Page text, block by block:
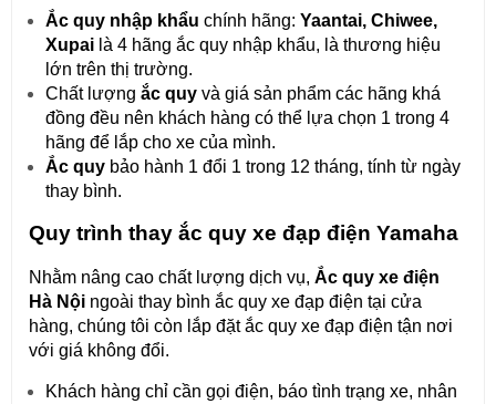
Ắc quy nhập khẩu chính hãng: Yaantai, Chiwee,
Xupai là 4 hãng ắc quy nhập khẩu, là thương hiệu
lớn trên thị trường.
Chất lượngắc quy và giá sản phẩm các hãng khá
đồng đều nên khách hàng có thể lựa chọn 1 trong 4
hãng để lắp cho xe của mình.
Ắc quy bảo hành 1 đổi 1 trong 12 tháng, tính từ ngày
thay bình.
Quy trình thay ắc quy xe đạp điện Yamaha
Nhằm nâng cao chất lượng dịch vụ,Ắc quy xe điện
Hà Nội ngoài thay bình ắc quy xe đạp điện tại cửa
hàng, chúng tôi còn lắp đặt ắc quy xe đạp điện tận nơi
với giá không đổi.
Khách hàng chỉ cần gọi điện, báo tình trạng xe, nhân